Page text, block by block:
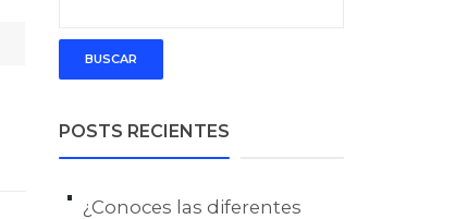
POSTS RECIENTES
¿Conoces las diferentes